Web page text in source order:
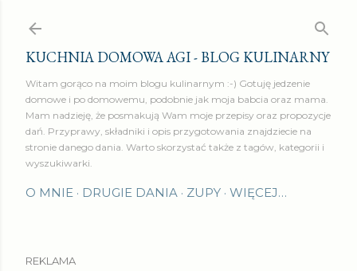
KUCHNIA DOMOWA AGI - BLOG KULINARNY
Witam gorąco na moim blogu kulinarnym :-) Gotuję jedzenie
domowe i po domowemu, podobnie jak moja babcia oraz mama.
Mam nadzieję, że posmakują Wam moje przepisy oraz propozycje
dań. Przyprawy, składniki i opis przygotowania znajdziecie na
stronie danego dania. Warto skorzystać także z tagów, kategorii i
wyszukiwarki.
O MNIE DRUGIE DANIA ZUPY WIĘCEJ…
REKLAMA